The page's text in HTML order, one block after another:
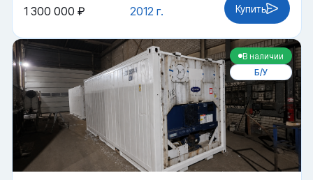
2012 г.
1 300 000 ₽ Купить
В наличии
Б/У